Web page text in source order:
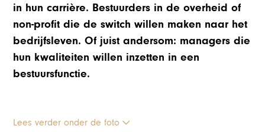
in hun carrière. Bestuurders in de overheid of
non-profit die de switch willen maken naar het
bedrijfsleven. Of juist andersom: managers die
hun kwaliteiten willen inzetten in een
bestuursfunctie.
Lees verder onder de foto